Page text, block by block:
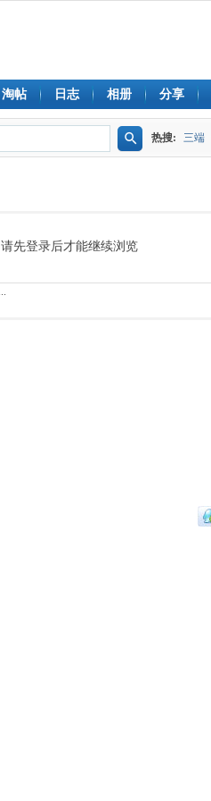
淘帖 日志 相册 分享
热搜: 三端
请先登录后才能继续浏览